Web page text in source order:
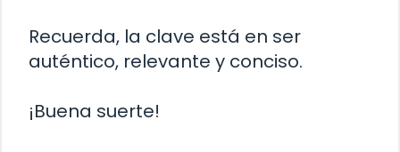
Recuerda, la clave está en ser
auténtico, relevante y conciso.
¡Buena suerte!